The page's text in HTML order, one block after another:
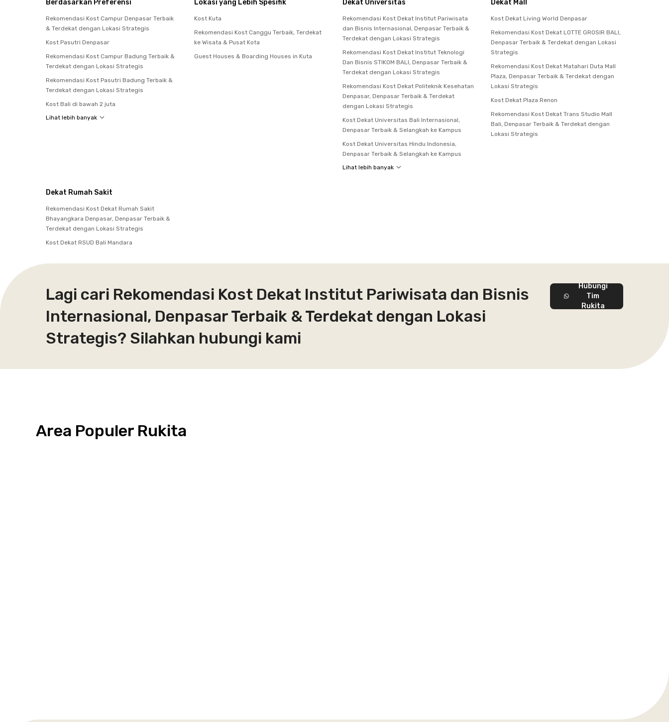
Berdasarkan Preferensi
Rekomendasi Kost Campur Denpasar Terbaik
& Terdekat dengan Lokasi Strategis
Kost Pasutri Denpasar
Rekomendasi Kost Campur Badung Terbaik &
Terdekat dengan Lokasi Strategis
Rekomendasi Kost Pasutri Badung Terbaik &
Terdekat dengan Lokasi Strategis
Kost Bali di bawah 2 juta
Lihat lebih banyak
Lokasi yang Lebih Spesifik
Kost Kuta
Rekomendasi Kost Canggu Terbaik, Terdekat
ke Wisata & Pusat Kota
Guest Houses & Boarding Houses in Kuta
Dekat Universitas
Rekomendasi Kost Dekat Institut Pariwisata
dan Bisnis Internasional, Denpasar Terbaik &
Terdekat dengan Lokasi Strategis
Rekomendasi Kost Dekat Institut Teknologi
Dan Bisnis STIKOM BALI, Denpasar Terbaik &
Terdekat dengan Lokasi Strategis
Rekomendasi Kost Dekat Politeknik Kesehatan
Denpasar, Denpasar Terbaik & Terdekat
dengan Lokasi Strategis
Kost Dekat Universitas Bali Internasional,
Denpasar Terbaik & Selangkah ke Kampus
Kost Dekat Universitas Hindu Indonesia,
Denpasar Terbaik & Selangkah ke Kampus
Lihat lebih banyak
Dekat Mall
Kost Dekat Living World Denpasar
Rekomendasi Kost Dekat LOTTE GROSIR BALI,
Denpasar Terbaik & Terdekat dengan Lokasi
Strategis
Rekomendasi Kost Dekat Matahari Duta Mall
Plaza, Denpasar Terbaik & Terdekat dengan
Lokasi Strategis
Kost Dekat Plaza Renon
Rekomendasi Kost Dekat Trans Studio Mall
Bali, Denpasar Terbaik & Terdekat dengan
Lokasi Strategis
Dekat Rumah Sakit
Rekomendasi Kost Dekat Rumah Sakit
Bhayangkara Denpasar, Denpasar Terbaik &
Terdekat dengan Lokasi Strategis
Kost Dekat RSUD Bali Mandara
Lagi cari Rekomendasi Kost Dekat Institut Pariwisata dan Bisnis
Internasional, Denpasar Terbaik & Terdekat dengan Lokasi
Strategis? Silahkan hubungi kami
Hubungi
Tim
Rukita
Area Populer Rukita